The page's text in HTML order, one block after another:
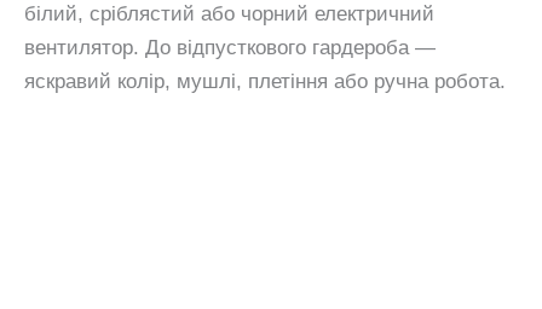
білий, сріблястий або чорний електричний
вентилятор. До відпусткового гардероба —
яскравий колір, мушлі, плетіння або ручна робота.